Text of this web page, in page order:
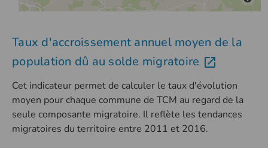
Taux d'accroissement annuel moyen de la
population dû au solde migratoire
Cet indicateur permet de calculer le taux d'évolution
moyen pour chaque commune de TCM au regard de la
seule composante migratoire. Il reflète les tendances
migratoires du territoire entre 2011 et 2016.